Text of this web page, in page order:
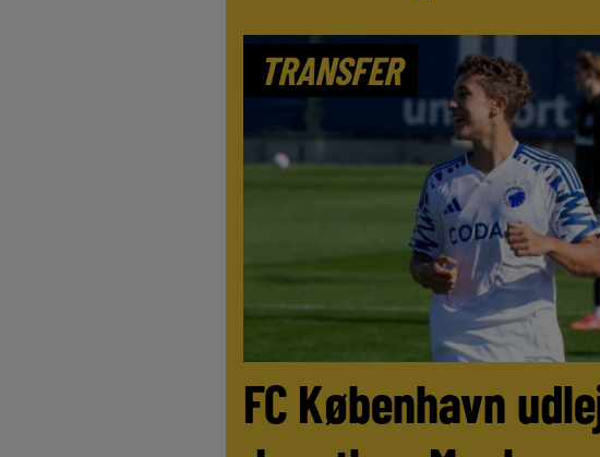
TRANSFER
FC København